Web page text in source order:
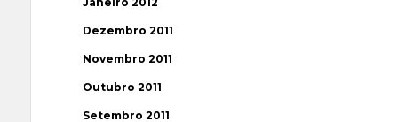
Dezembro 2011
Novembro 2011
Outubro 2011
Setembro 2011